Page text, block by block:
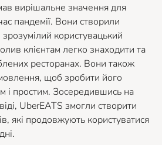
вирішальне значення для
пандемії. Вони створили
зрозумілий користувацький
клієнтам легко знаходити та
ресторанах. Вони також
щоб зробити його
і простим. Зосередившись на
UberEATS змогли створити
які продовжують користуватися